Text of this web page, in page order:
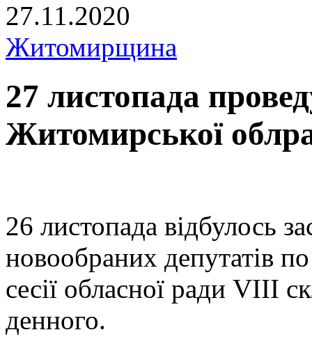
27.11.2020
Житомирщина
27 листопада
Житомирської
26 листопада відбулось
новообраних депутатів
сесії обласної ради VIII
денного.